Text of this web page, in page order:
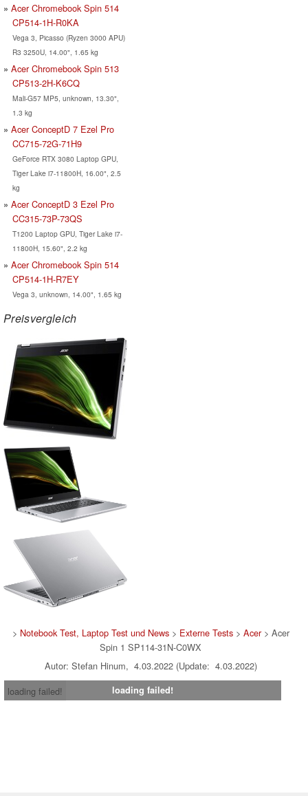
Acer Chromebook Spin 514
CP514-1H-R0KA
Vega 3, Picasso (Ryzen 3000 APU)
R3 3250U, 14.00", 1.65 kg
Acer Chromebook Spin 513
CP513-2H-K6CQ
Mali-G57 MP5, unknown, 13.30",
1.3 kg
Acer ConceptD 7 Ezel Pro
CC715-72G-71H9
GeForce RTX 3080 Laptop GPU,
Tiger Lake i7-11800H, 16.00", 2.5
kg
Acer ConceptD 3 Ezel Pro
CC315-73P-73QS
T1200 Laptop GPU, Tiger Lake i7-
11800H, 15.60", 2.2 kg
Acer Chromebook Spin 514
CP514-1H-R7EY
Vega 3, unknown, 14.00", 1.65 kg
Preisvergleich
> Notebook Test, Laptop Test und News> Externe Tests> Acer> Acer
Spin 1 SP114-31N-C0WX
Autor: Stefan Hinum, 4.03.2022 (Update: 4.03.2022)
loading failed!
loading failed!